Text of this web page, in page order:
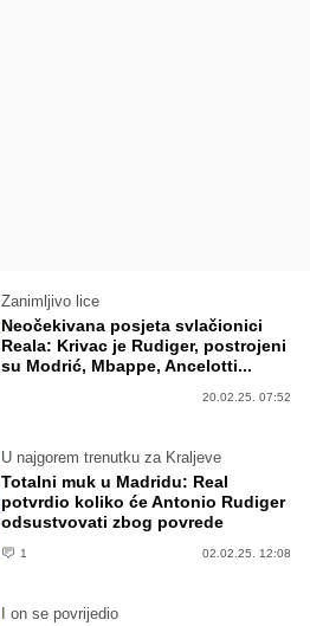
Zanimljivo lice
Neočekivana posjeta svlačionici
Reala: Krivac je Rudiger, postrojeni
su Modrić, Mbappe, Ancelotti...
20.02.25. 07:52
U najgorem trenutku za Kraljeve
Totalni muk u Madridu: Real
potvrdio koliko će Antonio Rudiger
odsustvovati zbog povrede
1 02.02.25. 12:08
I on se povrijedio